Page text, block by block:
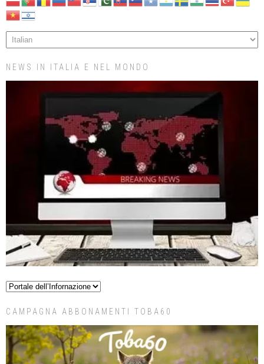
NEWS IN ITALIA E NEL MONDO
CAMPAGNA ABBONAMENTI TOBA60